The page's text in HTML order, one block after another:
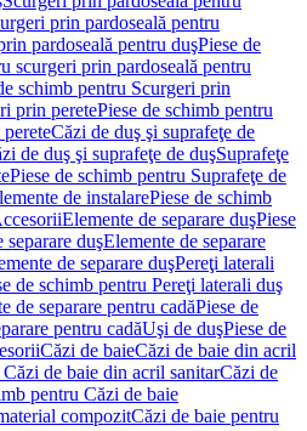
prin pardoseală pentru
pardoseală pentru duşPiese de
scurgeri prin pardoseală pentru
schimb pentru Scurgeri prin
prin peretePiese de schimb pentru
Căzi de duş şi suprafeţe de
de duş şi suprafeţe de duşSuprafeţe
Piese de schimb pentru Suprafeţe de
de instalarePiese de schimb
Elemente de separare duşPiese
duşElemente de separare
de separare duşPereţi laterali
de schimb pentru Pereţi laterali duş
de separare pentru cadăPiese de
pentru cadăUşi de duşPiese de
Căzi de baieCăzi de baie din acril
de baie din acril sanitarCăzi de
pentru Căzi de baie
compozitCăzi de baie pentru